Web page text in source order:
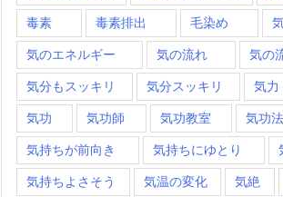
毒素 毒素排出 毛染め
気のエネルギー 気の流れ 気の
気分もスッキリ 気分スッキリ 気力
気功 気功師 気功教室 気功法
気持ちが前向き 気持ちにゆとり
気持ちよさそう 気温の変化 気絶